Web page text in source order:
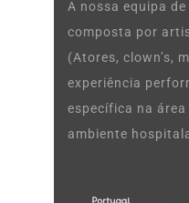
A nossa equipa
composta por
(Atores, clown’s,
experiência
específica na
ambiente